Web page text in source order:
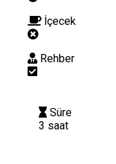
İçecek
Rehber
Süre
3 saat